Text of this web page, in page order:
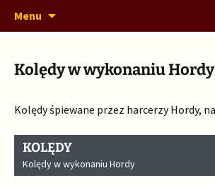
328 Horda
Szczep 328 Warszawskich
i Gromad Zuchowych "Horda"
Menu
Kolędy w wykonaniu Hordy
Kolędy śpiewane przez harcerzy Hordy,
KOLĘDY
Kolędy w wykonaniu Hordy